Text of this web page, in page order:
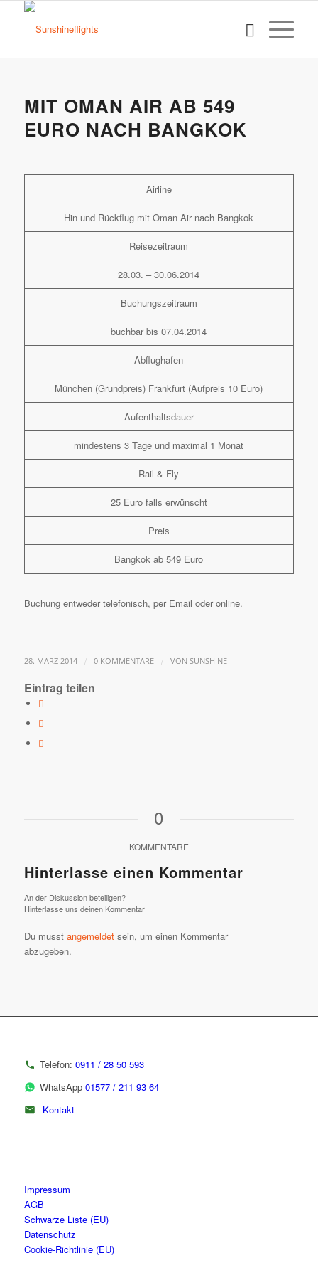
MIT OMAN AIR AB 549
EURO NACH BANGKOK
Airline
Hin und Rückflug mit Oman Air nach Bangkok
Reisezeitraum
28.03. – 30.06.2014
Buchungszeitraum
buchbar bis 07.04.2014
Abflughafen
München (Grundpreis) Frankfurt (Aufpreis 10 Euro)
Aufenthaltsdauer
mindestens 3 Tage und maximal 1 Monat
Rail & Fly
25 Euro falls erwünscht
Preis
Bangkok ab 549 Euro
Buchung entweder telefonisch, per Email oder online.
28. MÄRZ 2014 / 0 KOMMENTARE / VON SUNSHINE
Eintrag teilen
0
KOMMENTARE
Hinterlasse einen Kommentar
An der Diskussion beteiligen?
Hinterlasse uns deinen Kommentar!
Du musst angemeldetsein, um einen Kommentar
abzugeben.
Telefon: 0911 / 28 50 593
WhatsApp 01577 / 211 93 64
Kontakt
Impressum
AGB
Schwarze Liste (EU)
Datenschutz
Cookie-Richtlinie (EU)